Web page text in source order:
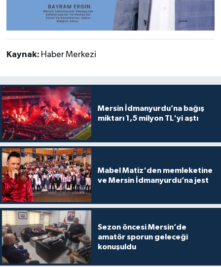
Kaynak: Haber Merkezi
Mersin İdmanyurdu’na bağış
miktarı 1,5 milyon TL'yi aştı
Mabel Matiz'den memleketine
ve Mersin İdmanyurdu’na jest
Sezon öncesi Mersin’de
amatör sporun geleceği
konuşuldu